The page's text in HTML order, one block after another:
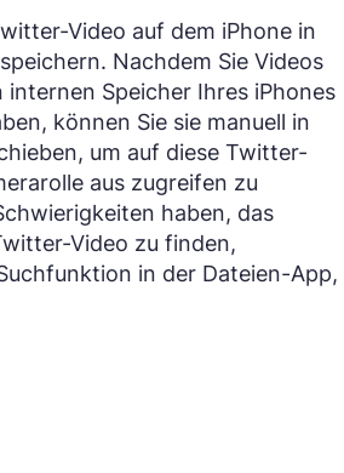
Video auf dem iPhone in
Nachdem Sie Videos
Speicher Ihres iPhones
können Sie sie manuell in
um auf diese Twitter-
aus zugreifen zu
haben, das
Video zu finden,
in der Dateien-App,